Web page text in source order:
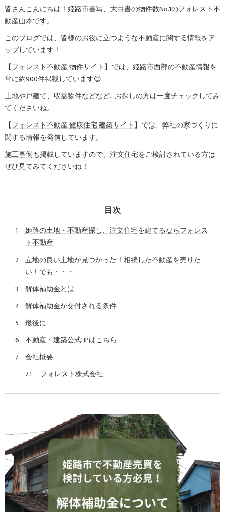
皆さんこんにちは！姫路市書写、大白書の物件数No.1のフォレスト不
動産山本です。
このブログでは、皆様のお役に立つような不動産に関する情報をア
ップしています！
【フォレスト不動産 物件サイト】では、姫路市西部の不動産情報を
常に約900件掲載しています😊
土地や戸建て、収益物件などなど…お探しの方は一度チェックしてみ
てくださいね。
【フォレスト不動産 健康住宅 建築サイト】では、弊社の家づくりに
関する情報を発信しています。
施工事例も掲載していますので、注文住宅をご検討されている方は
ぜひ見てみてくださいね！
目次
姫路の土地・不動産探し、注文住宅を建てるならフォレス
ト不動産
立地の良い土地が見つかった！相続した不動産を売りた
い！でも・・・
解体補助金とは
解体補助金が交付される条件
最後に
不動産・建築公式HPはこちら
会社概要
フォレスト株式会社